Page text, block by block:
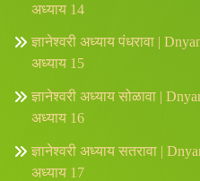
अध्याय 14
ज्ञानेश्वरी अध्याय पंधरावा |
अध्याय 15
ज्ञानेश्वरी अध्याय सोळावा |
अध्याय 16
ज्ञानेश्वरी अध्याय सतरावा |
अध्याय 17